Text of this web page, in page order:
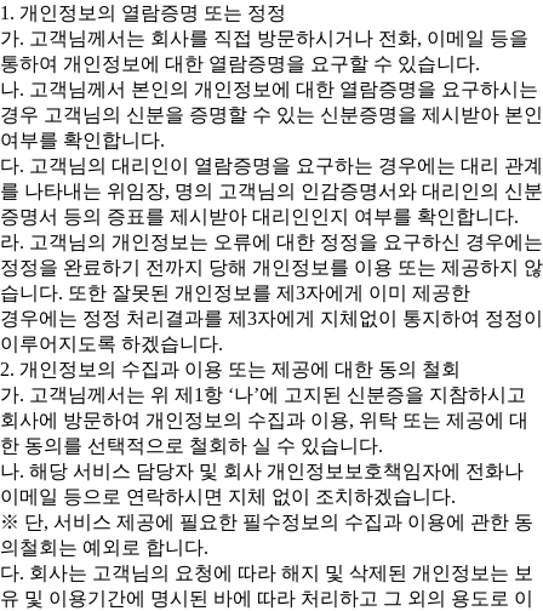
1. 개인정보의 열람증명 또는 정정
가. 고객님께서는 회사를 직접 방문하시거나 전화, 이메일 등을
통하여 개인정보에 대한 열람증명을 요구할 수 있습니다.
나. 고객님께서 본인의 개인정보에 대한 열람증명을 요구하시는
경우 고객님의 신분을 증명할 수 있는 신분증명을 제시받아 본인
여부를 확인합니다.
다. 고객님의 대리인이 열람증명을 요구하는 경우에는 대리 관계
를 나타내는 위임장, 명의 고객님의 인감증명서와 대리인의 신분
증명서 등의 증표를 제시받아 대리인인지 여부를 확인합니다.
라. 고객님의 개인정보는 오류에 대한 정정을 요구하신 경우에는
정정을 완료하기 전까지 당해 개인정보를 이용 또는 제공하지 않
습니다. 또한 잘못된 개인정보를 제3자에게 이미 제공한
경우에는 정정 처리결과를 제3자에게 지체없이 통지하여 정정이
이루어지도록 하겠습니다.
2. 개인정보의 수집과 이용 또는 제공에 대한 동의 철회
가. 고객님께서는 위 제1항 ‘나’에 고지된 신분증을 지참하시고
회사에 방문하여 개인정보의 수집과 이용, 위탁 또는 제공에 대
한 동의를 선택적으로 철회하 실 수 있습니다.
나. 해당 서비스 담당자 및 회사 개인정보보호책임자에 전화나
이메일 등으로 연락하시면 지체 없이 조치하겠습니다.
※ 단, 서비스 제공에 필요한 필수정보의 수집과 이용에 관한 동
의철회는 예외로 합니다.
다. 회사는 고객님의 요청에 따라 해지 및 삭제된 개인정보는 보
유 및 이용기간에 명시된 바에 따라 처리하고 그 외의 용도로 이